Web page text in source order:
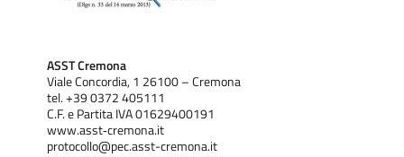
ASST Cremona
Viale Concordia, 1 26100 – Cremona
tel. +39 0372 405111
C.F. e Partita IVA 01629400191
www.asst‐cremona.it
protocollo@pec.asst-cremona.it